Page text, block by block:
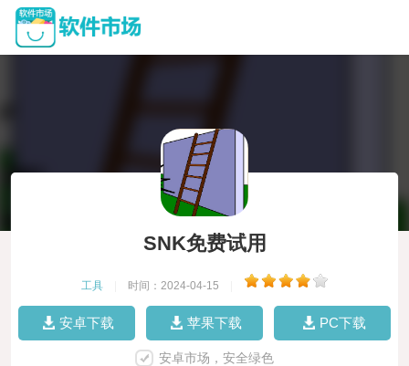
SNK免费试用
工具 时间：2024-04-15
安卓下载 苹果下载 PC下载
安卓市场，安全绿色